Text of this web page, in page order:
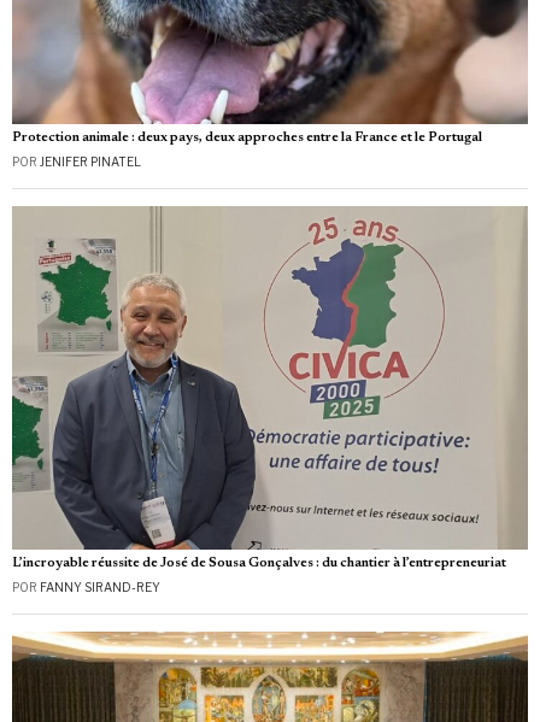
Protection animale : deux pays, deux approches entre la France et le Portugal
POR JENIFER PINATEL
L’incroyable réussite de José de Sousa Gonçalves : du chantier à l’entrepreneuriat
POR FANNY SIRAND-REY